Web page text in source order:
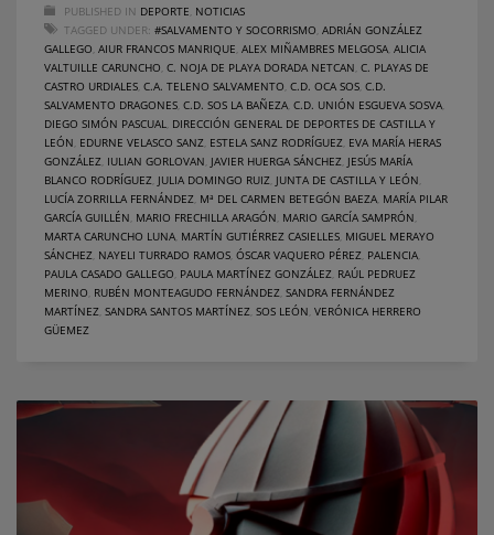
PUBLISHED IN DEPORTE NOTICIAS
TAGGED UNDER: #SALVAMENTO Y SOCORRISMO ADRIÁN GONZÁLEZ
GALLEGO AIUR FRANCOS MANRIQUE ALEX MIÑAMBRES MELGOSA ALICIA
VALTUILLE CARUNCHO C. NOJA DE PLAYA DORADA NETCAN C. PLAYAS DE
CASTRO URDIALES C.A. TELENO SALVAMENTO C.D. OCA SOS C.D.
SALVAMENTO DRAGONES C.D. SOS LA BAÑEZA C.D. UNIÓN ESGUEVA SOSVA
DIEGO SIMÓN PASCUAL
DIRECCIÓN GENERAL DE DEPORTES DE CASTILLA Y
LEÓN EDURNE VELASCO SANZ ESTELA SANZ RODRÍGUEZ EVA MARÍA HERAS
GONZÁLEZ IULIAN GORLOVAN JAVIER HUERGA SÁNCHEZ JESÚS MARÍA
BLANCO RODRÍGUEZ JULIA DOMINGO RUIZ JUNTA DE CASTILLA Y LEÓN
LUCÍA ZORRILLA FERNÁNDEZ Mª DEL CARMEN BETEGÓN BAEZA MARÍA PILAR
GARCÍA GUILLÉN MARIO FRECHILLA ARAGÓN MARIO GARCÍA SAMPRÓN
MARTA CARUNCHO LUNA MARTÍN GUTIÉRREZ CASIELLES MIGUEL MERAYO
SÁNCHEZ NAYELI TURRADO RAMOS ÓSCAR VAQUERO PÉREZ PALENCIA
PAULA CASADO GALLEGO PAULA MARTÍNEZ GONZÁLEZ RAÚL PEDRUEZ
MERINO RUBÉN MONTEAGUDO FERNÁNDEZ SANDRA FERNÁNDEZ
MARTÍNEZ SANDRA SANTOS MARTÍNEZ SOS LEÓN VERÓNICA HERRERO
GÜEMEZ